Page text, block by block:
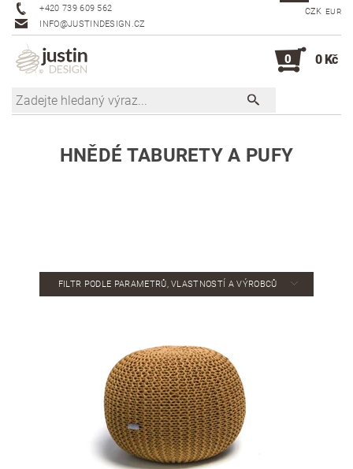
+420 739 609 562
INFO@JUSTINDESIGN.CZ
CZK EUR
0 0 Kč
HNĚDÉ TABURETY A PUFY
FILTR PODLE PARAMETRŮ, VLASTNOSTÍ A VÝROBCŮ